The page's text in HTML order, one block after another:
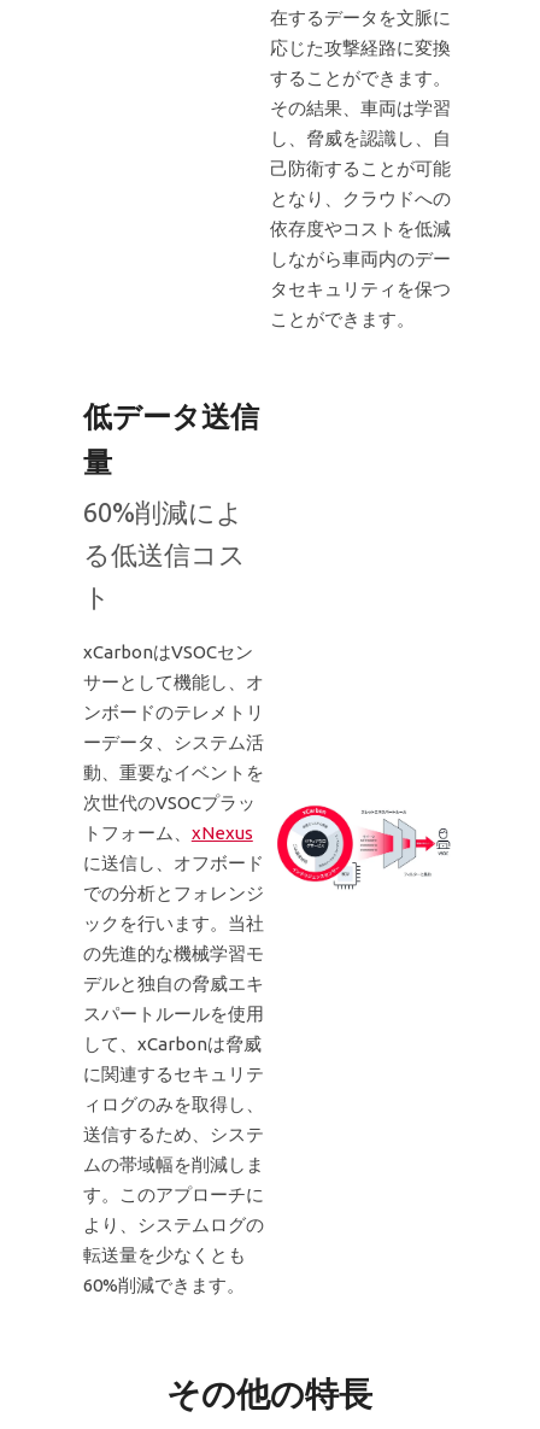
在するデータを文脈に
応じた攻撃経路に変換
することができます。
その結果、車両は学習
し、脅威を認識し、自
己防衛することが可能
となり、クラウドへの
依存度やコストを低減
しながら車両内のデー
タセキュリティを保つ
ことができます。
低データ送信
量
60%削減によ
る低送信コス
ト
xCarbonはVSOCセン
サーとして機能し、オ
ンボードのテレメトリ
ーデータ、システム活
動、重要なイベントを
次世代のVSOCプラッ
トフォーム、 xNexus
に送信し、オフボード
での分析とフォレンジ
ックを行います。当社
の先進的な機械学習モ
デルと独自の脅威エキ
スパートルールを使用
して、xCarbonは脅威
に関連するセキュリテ
ィログのみを取得し、
送信するため、システ
ムの帯域幅を削減しま
す。このアプローチに
より、システムログの
転送量を少なくとも
60%削減できます。
その他の特長